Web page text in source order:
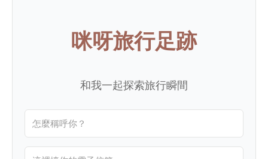
咪呀旅行足跡
和我一起探索旅行瞬間